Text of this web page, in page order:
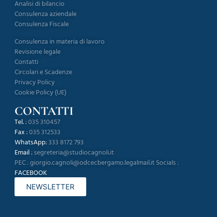
Analisi di bilancio
Consulenza aziendale
Consulenza Fiscale
Consulenza in materia di lavoro
Revisione legale
Contatti
Circolari e Scadenze
Privacy Policy
Cookie Policy (UE)
CONTATTI
Tel. :035 310457
Fax :035 312533
WhatsApp:333 8172 793
Email : segreteria@studiocagnoli.it
PEC :giorgio.cagnoli@odcecbergamo.legalmail.it Socials :
FACEBOOK
NEWSLETTER